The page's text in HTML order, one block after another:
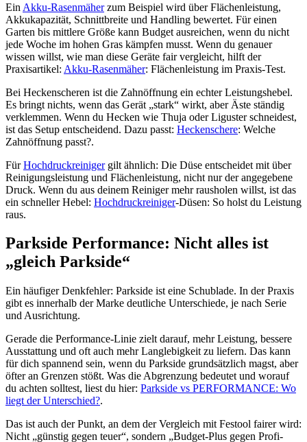
Ein Akku-Rasenmäherzum Beispiel wird über Flächenleistung,
Akkukapazität, Schnittbreite und Handling bewertet. Für einen
Garten bis mittlere Größe kann Budget ausreichen, wenn du nicht
jede Woche im hohen Gras kämpfen musst. Wenn du genauer
wissen willst, wie man diese Geräte fair vergleicht, hilft der
Praxisartikel: Akku-Rasenmäher: Flächenleistung im Praxis-Test.
Bei Heckenscheren ist die Zahnöffnung ein echter Leistungshebel.
Es bringt nichts, wenn das Gerät „stark“ wirkt, aber Äste ständig
verklemmen. Wenn du Hecken wie Thuja oder Liguster schneidest,
ist das Setup entscheidend. Dazu passt: Heckenschere: Welche
Zahnöffnung passt?.
FürHochdruckreinigergilt ähnlich: Die Düse entscheidet mit über
Reinigungsleistung und Flächenleistung, nicht nur der angegebene
Druck. Wenn du aus deinem Reiniger mehr rausholen willst, ist das
ein schneller Hebel: Hochdruckreiniger-Düsen: So holst du Leistung
raus.
Parkside Performance: Nicht alles ist
„gleich Parkside“
Ein häufiger Denkfehler: Parkside ist eine Schublade. In der Praxis
gibt es innerhalb der Marke deutliche Unterschiede, je nach Serie
und Ausrichtung.
Gerade die Performance-Linie zielt darauf, mehr Leistung, bessere
Ausstattung und oft auch mehr Langlebigkeit zu liefern. Das kann
für dich spannend sein, wenn du Parkside grundsätzlich magst, aber
öfter an Grenzen stößt. Was die Abgrenzung bedeutet und worauf
du achten solltest, liest du hier: Parkside vs PERFORMANCE: Wo
liegt der Unterschied?.
Das ist auch der Punkt, an dem der Vergleich mit Festool fairer wird:
Nicht „günstig gegen teuer“, sondern „Budget-Plus gegen Profi-